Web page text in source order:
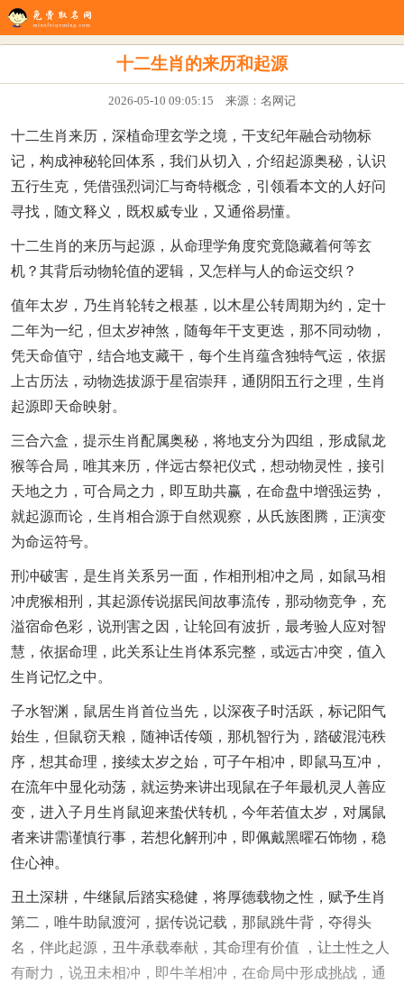
八字配对 在线起名 姓名测试 八字排盘
十二生肖的来历和起源
2026-05-10 09:05:15 来源：名网记
十二生肖来历，深植命理玄学之境，干支纪年融合动物标
记，构成神秘轮回体系，我们从切入，介绍起源奥秘，认识
五行生克，凭借强烈词汇与奇特概念，引领看本文的人好问
寻找，随文释义，既权威专业，又通俗易懂。
十二生肖的来历与起源，从命理学角度究竟隐藏着何等玄
机？其背后动物轮值的逻辑，又怎样与人的命运交织？
值年太岁，乃生肖轮转之根基，以木星公转周期为约，定十
二年为一纪，但太岁神煞，随每年干支更迭，那不同动物，
凭天命值守，结合地支藏干，每个生肖蕴含独特气运，依据
上古历法，动物选拔源于星宿崇拜，通阴阳五行之理，生肖
起源即天命映射。
三合六盒，提示生肖配属奥秘，将地支分为四组，形成鼠龙
猴等合局，唯其来历，伴远古祭祀仪式，想动物灵性，接引
天地之力，可合局之力，即互助共赢，在命盘中增强运势，
就起源而论，生肖相合源于自然观察，从氏族图腾，正演变
为命运符号。
刑冲破害，是生肖关系另一面，作相刑相冲之局，如鼠马相
冲虎猴相刑，其起源传说据民间故事流传，那动物竞争，充
溢宿命色彩，说刑害之因，让轮回有波折，最考验人应对智
慧，依据命理，此关系让生肖体系完整，或远古冲突，值入
生肖记忆之中。
子水智渊，鼠居生肖首位当先，以深夜子时活跃，标记阳气
始生，但鼠窃天粮，随神话传颂，那机智行为，踏破混沌秩
序，想其命理，接续太岁之始，可子午相冲，即鼠马互冲，
在流年中显化动荡，就运势来讲出现鼠在子年最机灵人善应
变，进入子月生肖鼠迎来蛰伏转机，今年若值太岁，对属鼠
者来讲需谨慎行事，若想化解刑冲，即佩戴黑曜石饰物，稳
住心神。
丑土深耕，牛继鼠后踏实稳健，将厚德载物之性，赋予生肖
第二，唯牛助鼠渡河，据传说记载，那鼠跳牛背，夺得头
名，伴此起源，丑牛承载奉献，其命理有价值 ，让土性之人
有耐力，说丑未相冲，即牛羊相冲，在命局中形成挑战，通